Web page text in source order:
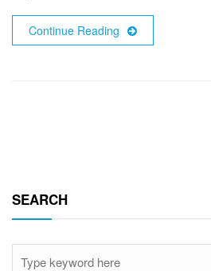
Continue Reading
SEARCH